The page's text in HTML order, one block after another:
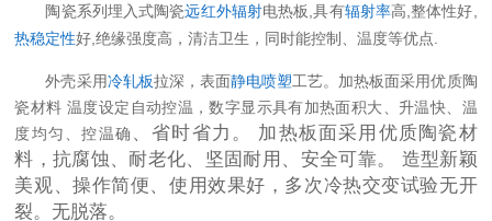
陶瓷系列埋入式陶瓷远红外辐射电热板 ,具有辐射率高 ,整体性好
热稳定性好 ,绝缘强度高，清洁卫生，同时能控制、温度等优点
外壳采用冷轧板拉深，表面静电喷塑工艺。加热板面采用优质陶
瓷材料 温度设定自动控温，数字显示具有加热面积大、升温快、温
度均匀、控温确 、省时省力。 加热板面采用优质陶瓷材
料，抗腐蚀、耐老化、坚固耐用、安全可靠。 造型新颖
美观、操作简便、使用效果好，多次冷热交变试验无开
裂。无脱落。